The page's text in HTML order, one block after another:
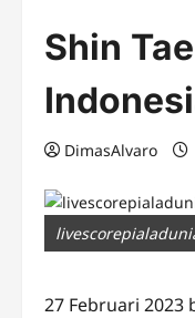
Shin
DimasAlvaro
27 Februari 2023